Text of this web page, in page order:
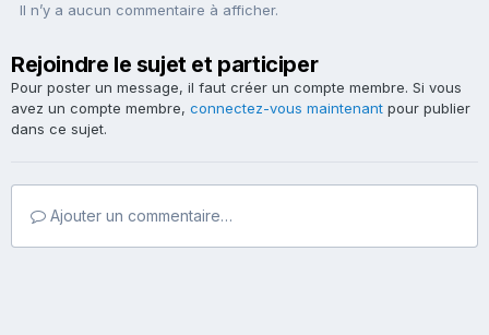
Il n’y a aucun commentaire à afficher.
Rejoindre le sujet et participer
Pour poster un message, il faut créer un compte membre. Si vous
avez un compte membre, connectez-vous maintenant pour publier
dans ce sujet.
Ajouter un commentaire…